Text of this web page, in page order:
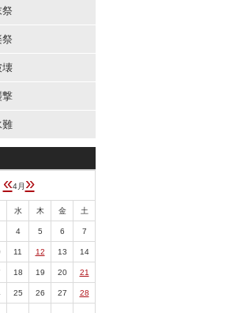
祭
壊
撃
難
«4月 »
水 木 金 土
4 5 6 7
11 12 13 14
18 19 20 21
25 26 27 28